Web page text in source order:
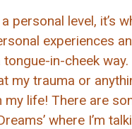
personal level, it’s
experiences
in-cheek way.
my trauma or
my life! There are
where I’m